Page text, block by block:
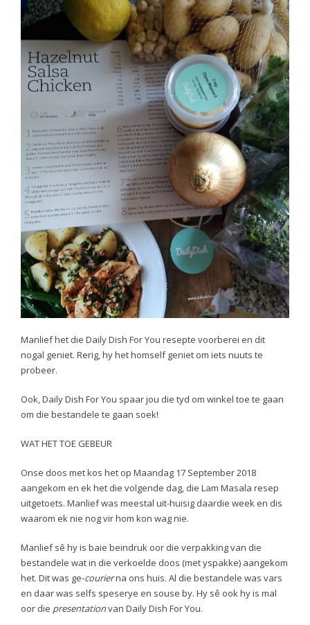
Manlief het die Daily Dish For You resepte voorberei en dit
nogal geniet. Rerig, hy het homself geniet om iets nuuts te
probeer.
Ook, Daily Dish For You spaar jou die tyd om winkel toe te gaan
om die bestandele te gaan soek!
WAT HET TOE GEBEUR
Onse doos met kos het op Maandag 17 September 2018
aangekom en ek het die volgende dag, die Lam Masala resep
uitgetoets. Manlief was meestal uit-huisig daardie week en dis
waarom ek nie nog vir hom kon wag nie.
Manlief sê hy is baie beindruk oor die verpakking van die
bestandele wat in die verkoelde doos (met yspakke) aangekom
het. Dit was ge-courierna ons huis. Al die bestandele was vars
en daar was selfs speserye en souse by. Hy sê ook hy is mal
oor die presentationvan Daily Dish For You.